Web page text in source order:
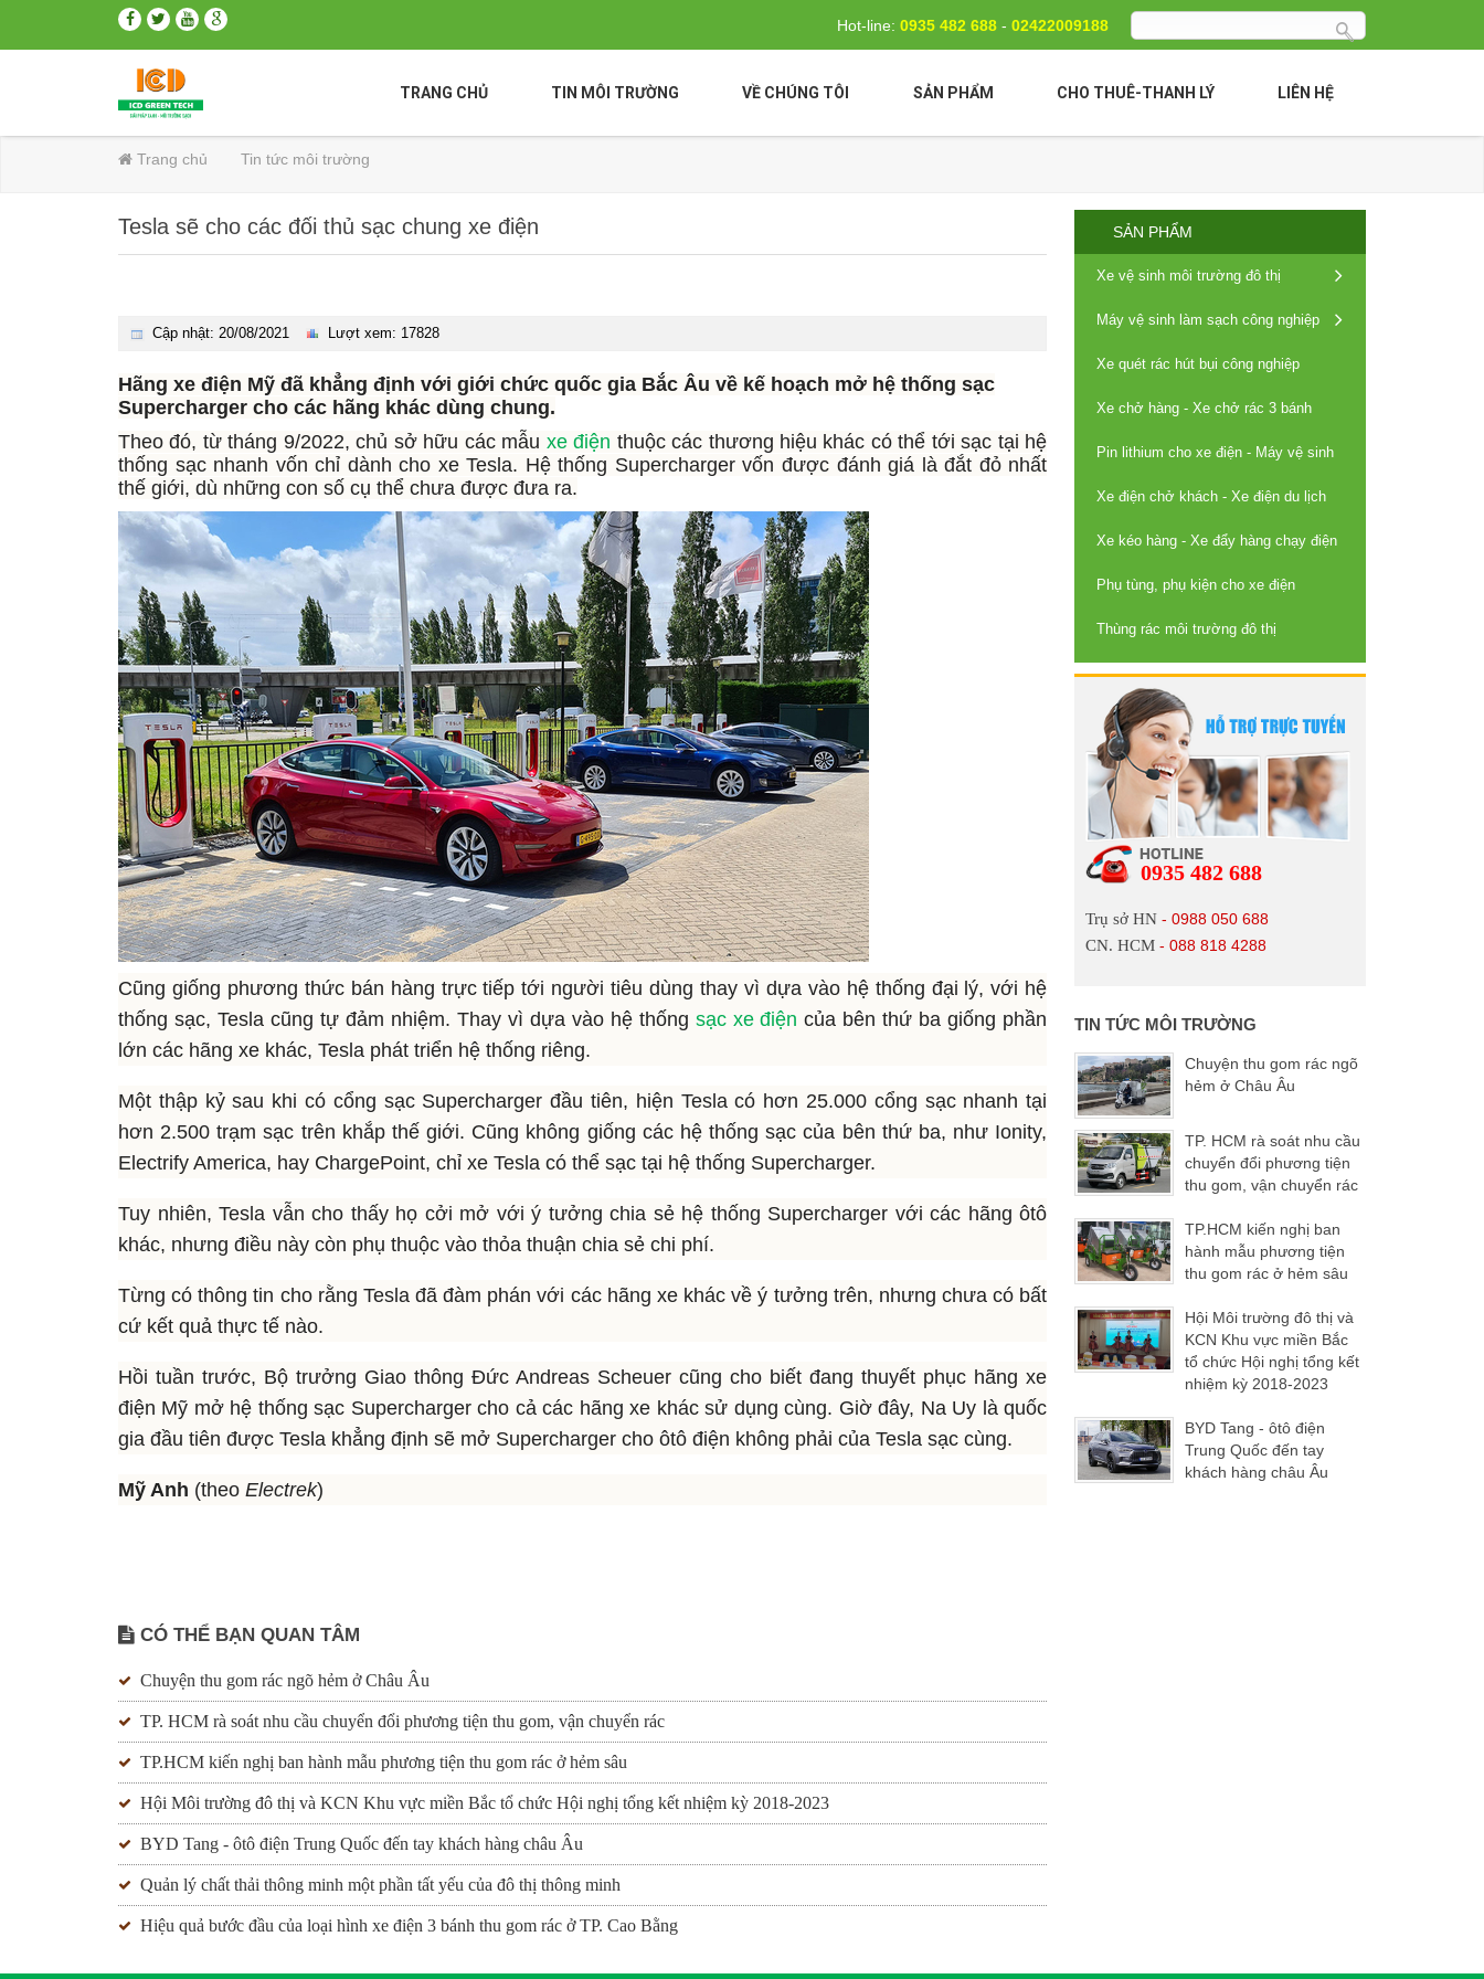
Hot-line: 0935 482 688 - 02422009188
TRANG CHỦ TIN MÔI TRƯỜNG VỀ CHÚNG TÔI SẢN PHẨM CHO THUÊ-THANH LÝ LIÊN HỆ
Trang chủ Tin tức môi trường
Tesla sẽ cho các đối thủ sạc chung xe điện
Cập nhật: 20/08/2021 Lượt xem: 17828
Hãng xe điện Mỹ đã khẳng định với giới chức quốc gia Bắc Âu về kế hoạch mở hệ thống sạc
Supercharger cho các hãng khác dùng chung.
Theo đó, từ tháng 9/2022, chủ sở hữu các mẫu xe điện thuộc các thương hiệu khác có thể tới sạc tại hệ
thống sạc nhanh vốn chỉ dành cho xe Tesla. Hệ thống Supercharger vốn được đánh giá là đắt đỏ nhất
thế giới, dù những con số cụ thể chưa được đưa ra.
Cũng giống phương thức bán hàng trực tiếp tới người tiêu dùng thay vì dựa vào hệ thống đại lý, với hệ
thống sạc, Tesla cũng tự đảm nhiệm. Thay vì dựa vào hệ thống sạc xe điện của bên thứ ba giống phần
lớn các hãng xe khác, Tesla phát triển hệ thống riêng.
Một thập kỷ sau khi có cổng sạc Supercharger đầu tiên, hiện Tesla có hơn 25.000 cổng sạc nhanh tại
hơn 2.500 trạm sạc trên khắp thế giới. Cũng không giống các hệ thống sạc của bên thứ ba, như Ionity,
Electrify America, hay ChargePoint, chỉ xe Tesla có thể sạc tại hệ thống Supercharger.
Tuy nhiên, Tesla vẫn cho thấy họ cởi mở với ý tưởng chia sẻ hệ thống Supercharger với các hãng ôtô
khác, nhưng điều này còn phụ thuộc vào thỏa thuận chia sẻ chi phí.
Từng có thông tin cho rằng Tesla đã đàm phán với các hãng xe khác về ý tưởng trên, nhưng chưa có bất
cứ kết quả thực tế nào.
Hồi tuần trước, Bộ trưởng Giao thông Đức Andreas Scheuer cũng cho biết đang thuyết phục hãng xe
điện Mỹ mở hệ thống sạc Supercharger cho cả các hãng xe khác sử dụng cùng. Giờ đây, Na Uy là quốc
gia đầu tiên được Tesla khẳng định sẽ mở Supercharger cho ôtô điện không phải của Tesla sạc cùng.
Mỹ Anh (theo Electrek)
CÓ THỂ BẠN QUAN TÂM
Chuyện thu gom rác ngõ hẻm ở Châu Âu
TP. HCM rà soát nhu cầu chuyển đổi phương tiện thu gom, vận chuyển rác
TP.HCM kiến nghị ban hành mẫu phương tiện thu gom rác ở hẻm sâu
Hội Môi trường đô thị và KCN Khu vực miền Bắc tổ chức Hội nghị tổng kết nhiệm kỳ 2018-2023
BYD Tang - ôtô điện Trung Quốc đến tay khách hàng châu Âu
Quản lý chất thải thông minh một phần tất yếu của đô thị thông minh
Hiệu quả bước đầu của loại hình xe điện 3 bánh thu gom rác ở TP. Cao Bằng
SẢN PHẨM
Xe vệ sinh môi trường đô thị
Máy vệ sinh làm sạch công nghiệp
Xe quét rác hút bụi công nghiệp
Xe chở hàng - Xe chở rác 3 bánh
Pin lithium cho xe điện - Máy vệ sinh
Xe điện chở khách - Xe điện du lịch
Xe kéo hàng - Xe đẩy hàng chạy điện
Phụ tùng, phụ kiện cho xe điện
Thùng rác môi trường đô thị
0935 482 688
Trụ sở HN - 0988 050 688
CN. HCM - 088 818 4288
TIN TỨC MÔI TRƯỜNG
Chuyện thu gom rác ngõ
hẻm ở Châu Âu
TP. HCM rà soát nhu cầu
chuyển đổi phương tiện
thu gom, vận chuyển rác
TP.HCM kiến nghị ban
hành mẫu phương tiện
thu gom rác ở hẻm sâu
Hội Môi trường đô thị và
KCN Khu vực miền Bắc
tổ chức Hội nghị tổng kết
nhiệm kỳ 2018-2023
BYD Tang - ôtô điện
Trung Quốc đến tay
khách hàng châu Âu